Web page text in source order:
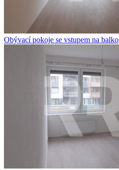
Obývací pokoje se vstupem na balko